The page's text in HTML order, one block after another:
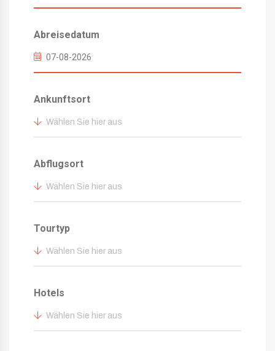
Abreisedatum
Ankunftsort
Wählen Sie hier aus
Abflugsort
Wählen Sie hier aus
Tourtyp
Wählen Sie hier aus
Hotels
Wählen Sie hier aus